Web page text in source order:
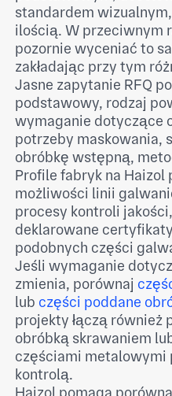
standardem
ilością. W przeciwnym
pozornie wyceniać to
zakładając przy tym
Jasne zapytanie RFQ
podstawowy, rodzaj
wymaganie dotyczące
potrzeby maskowania,
obróbkę wstępną,
Profile fabryk na
możliwości linii
procesy kontroli
deklarowane
podobnych części
Jeśli wymaganie
zmienia, porównaj
lub części poddane
projekty łączą również
obróbką skrawaniem
częściami metalowymi
kontrolą.